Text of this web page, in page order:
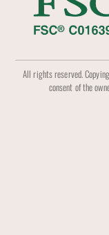
All rights reserved.
consent of the